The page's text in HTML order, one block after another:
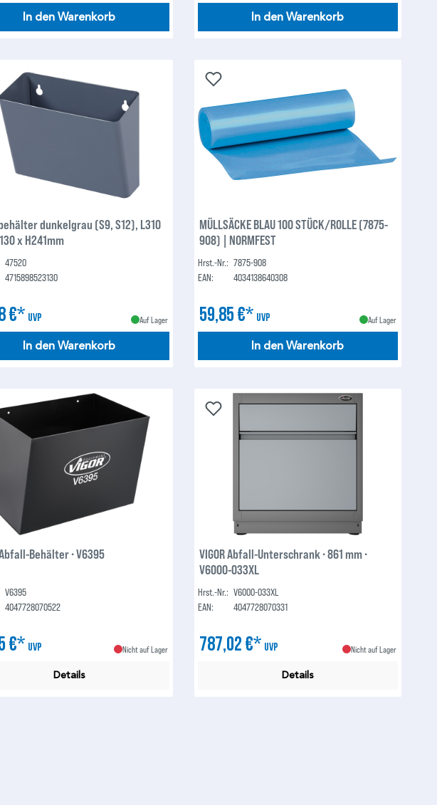
In den Warenkorb In den Warenkorb
dunkelgrau (S9, S12), L310
x H241mm
47520
4715898523130
€* UVP Auf Lager
In den Warenkorb
MÜLLSÄCKE BLAU 100 STÜCK/ROLLE (7875-
908) | NORMFEST
Hrst.-Nr.: 7875-908
EAN:
4034138640308
59,85 €* UVP Auf Lager
In den Warenkorb
Abfall-Behälter ∙ V6395
V6395
4047728070522
€* UVP Nicht auf Lager
Details
VIGOR Abfall-Unterschrank ∙ 861 mm ∙
V6000-033XL
Hrst.-Nr.: V6000-033XL
EAN:
4047728070331
787,02 €* UVP Nicht auf Lager
Details